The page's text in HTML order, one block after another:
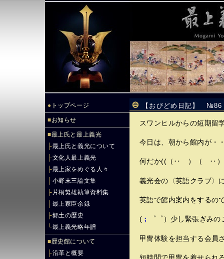
● トップページ
■お知らせ
■最上氏と最上義光
├最上氏と義光について
├文化人最上義光
├最上家をめぐる人々
├小野末三論文集
├ 片桐繁雄執筆資料集
├最上家臣余録
├郷土の歴史
└最上義光略年譜
■歴史館について
├沿革と概要
【おびどめ日記】
スワンヒルからの短期留
今日は、朝から館内が・
何だか((（‥ ）（ ‥
義光会の〈英語クラブ〉
英語で館内案内をするの
( ； ゜゜）少し緊張ぎみの
甲冑体験を担当する会員